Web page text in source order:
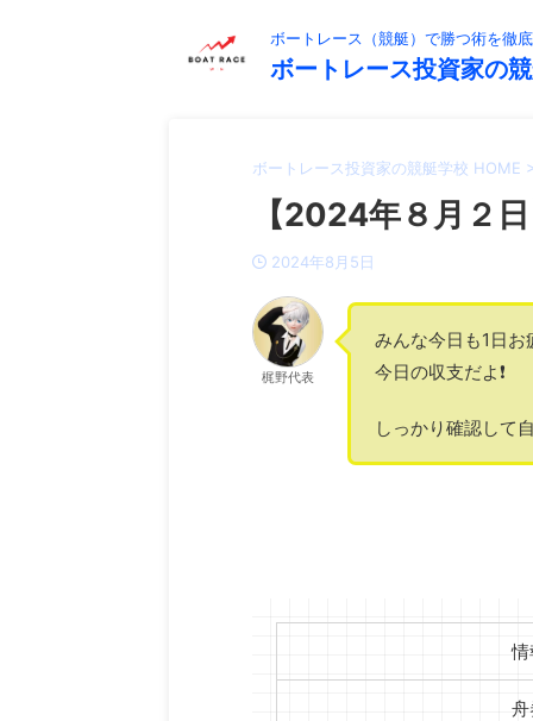
ボートレース（競艇）で勝つ術を徹
ボートレース投資家の
ボートレース投資家の競艇学校 HOME
【2024年８月２
2024年8月5日
梶野代表
みんな今日も1日お
今日の収支だよ❗️
しっかり確認して
情